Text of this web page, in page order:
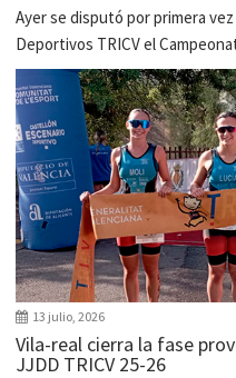
Ayer se disputó por primera
Deportivos TRICV el
13 julio, 2026
Vila-real cierra la fase
JJDD TRICV 25-26